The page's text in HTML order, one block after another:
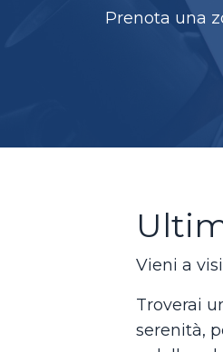
Prenota una
Vieni a
Troverai
serenità,